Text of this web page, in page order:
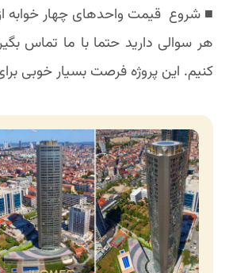
■ شروع قیمت واحدهای چهار خوابه از
هر سوالی دارید حتما با ما تماس
کنیم. این پروژه فرصت بسیار خوبی